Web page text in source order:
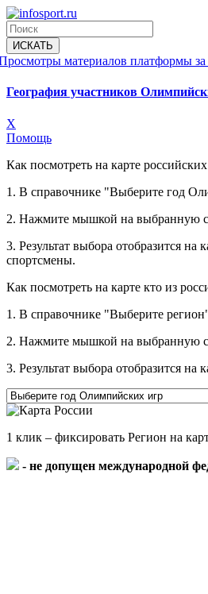
материалов платформы за
География участников
X
Помощь
Как посмотреть на карте
1. В справочнике "Выберите год
2. Нажмите мышкой на выбранную
3. Результат выбора отобразится
спортсмены.
Как посмотреть на карте кто из
1. В справочнике "Выберите
2. Нажмите мышкой на выбранную
3. Результат выбора отобразится
1 клик – фиксировать Регион на
- не допущен международной